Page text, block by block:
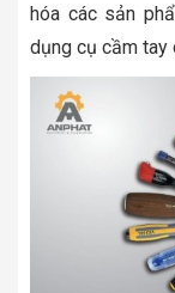
hóa các sản
dụng cụ cầm tay